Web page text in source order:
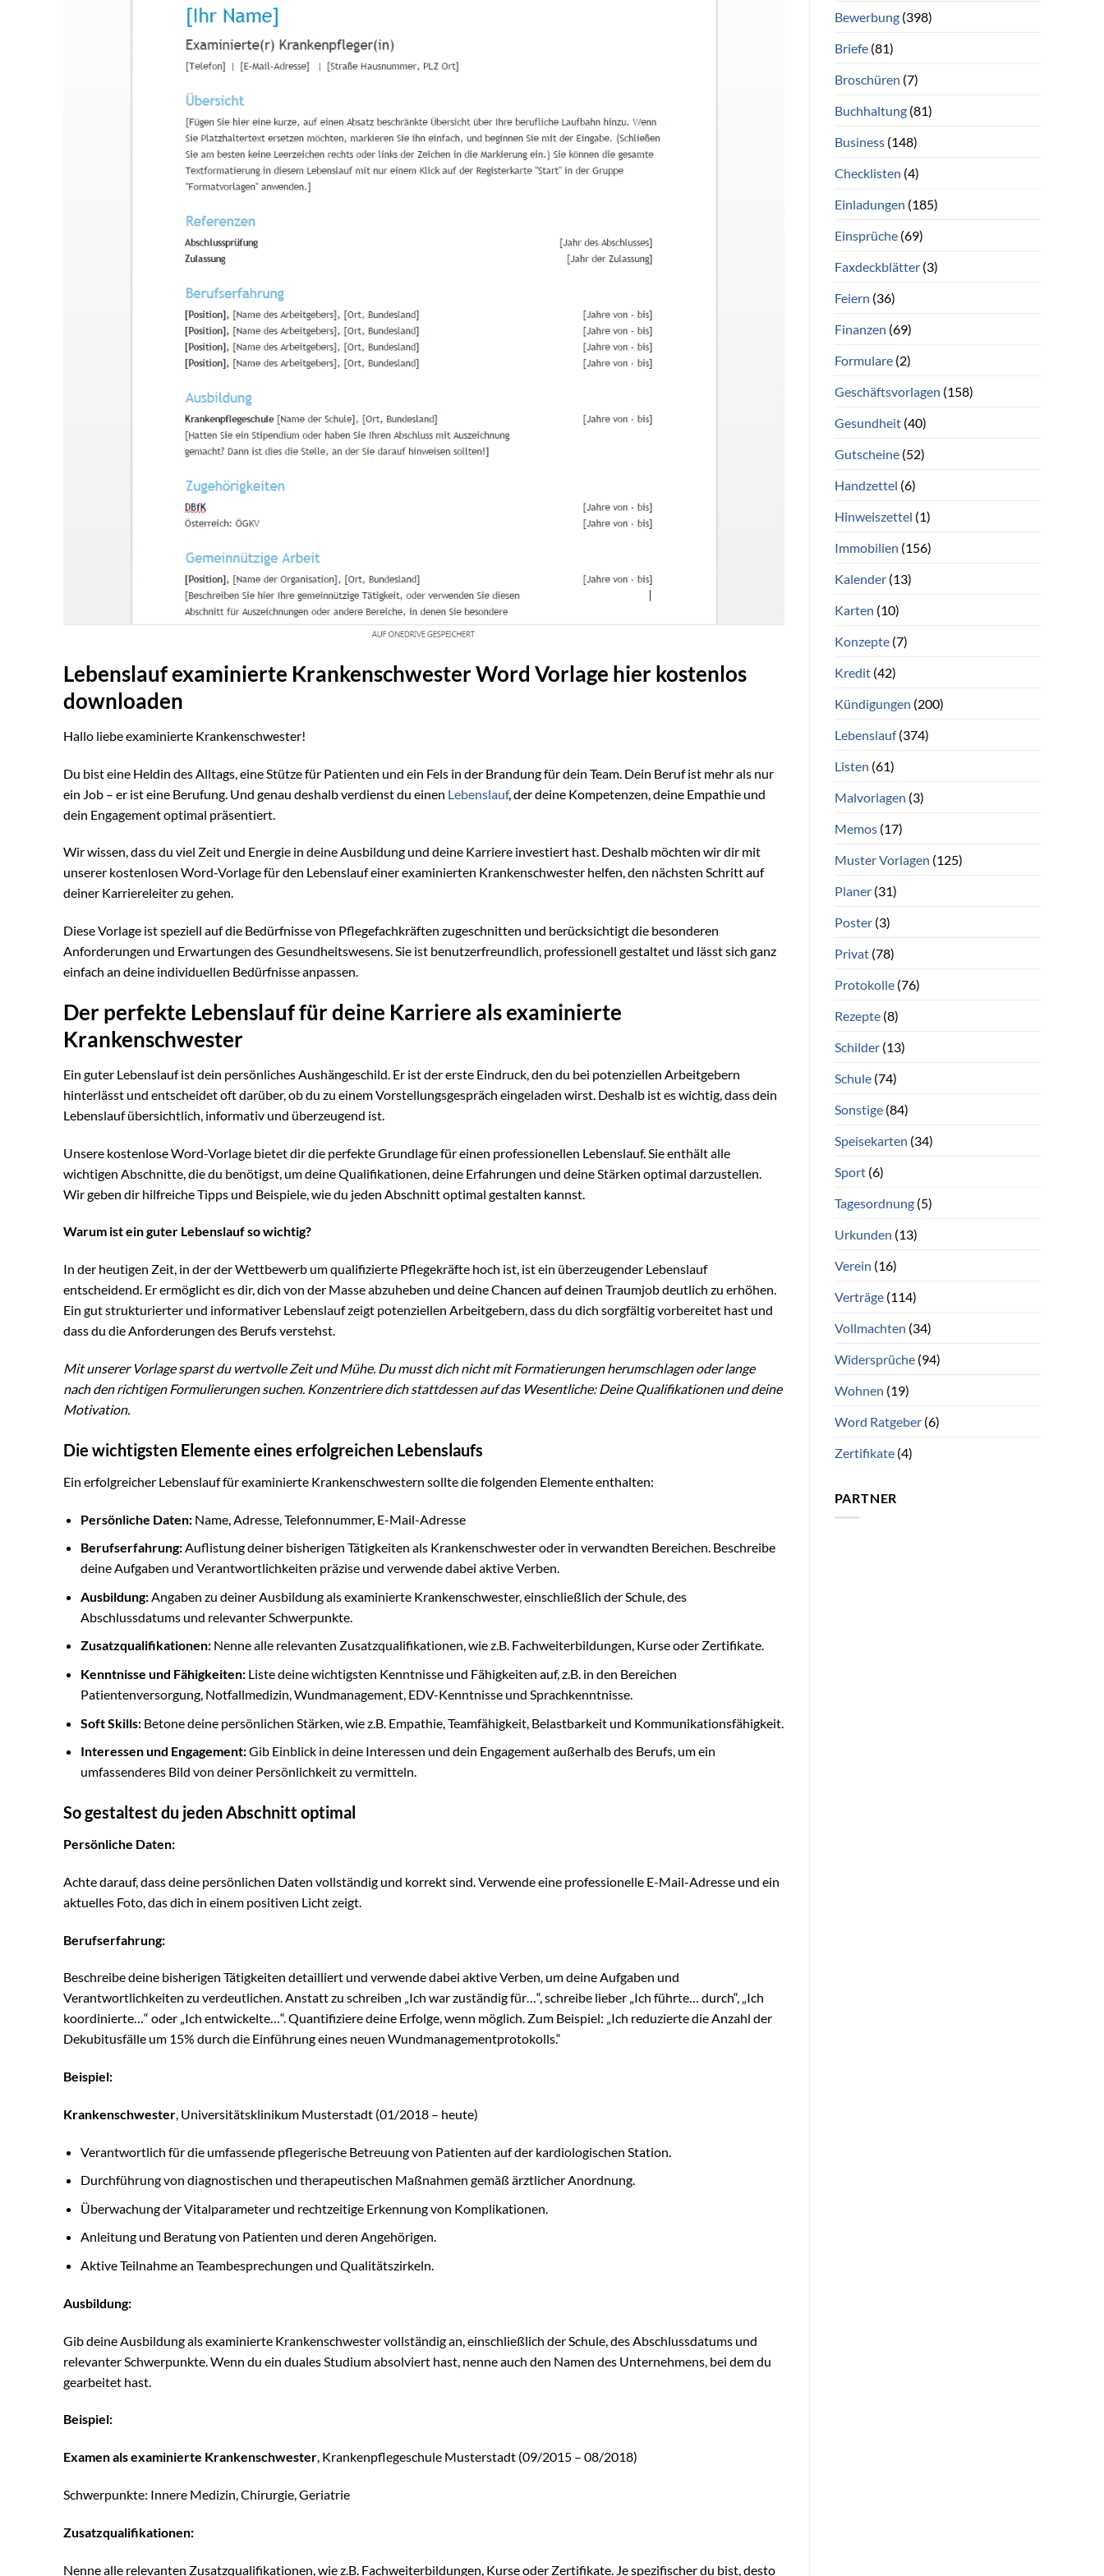
Lebenslauf examinierte Krankenschwester Word Vorlage hier kostenlos
downloaden
Hallo liebe examinierte Krankenschwester!
Du bist eine Heldin des Alltags, eine Stütze für Patienten und ein Fels in der Brandung für dein Team. Dein Beruf ist mehr als nur
ein Job – er ist eine Berufung. Und genau deshalb verdienst du einen Lebenslauf, der deine Kompetenzen, deine Empathie und
dein Engagement optimal präsentiert.
Wir wissen, dass du viel Zeit und Energie in deine Ausbildung und deine Karriere investiert hast. Deshalb möchten wir dir mit
unserer kostenlosen Word-Vorlage für den Lebenslauf einer examinierten Krankenschwester helfen, den nächsten Schritt auf
deiner Karriereleiter zu gehen.
Diese Vorlage ist speziell auf die Bedürfnisse von Pflegefachkräften zugeschnitten und berücksichtigt die besonderen
Anforderungen und Erwartungen des Gesundheitswesens. Sie ist benutzerfreundlich, professionell gestaltet und lässt sich ganz
einfach an deine individuellen Bedürfnisse anpassen.
Der perfekte Lebenslauf für deine Karriere als examinierte
Krankenschwester
Ein guter Lebenslauf ist dein persönliches Aushängeschild. Er ist der erste Eindruck, den du bei potenziellen Arbeitgebern
hinterlässt und entscheidet oft darüber, ob du zu einem Vorstellungsgespräch eingeladen wirst. Deshalb ist es wichtig, dass dein
Lebenslauf übersichtlich, informativ und überzeugend ist.
Unsere kostenlose Word-Vorlage bietet dir die perfekte Grundlage für einen professionellen Lebenslauf. Sie enthält alle
wichtigen Abschnitte, die du benötigst, um deine Qualifikationen, deine Erfahrungen und deine Stärken optimal darzustellen.
Wir geben dir hilfreiche Tipps und Beispiele, wie du jeden Abschnitt optimal gestalten kannst.
Warum ist ein guter Lebenslauf so wichtig?
In der heutigen Zeit, in der der Wettbewerb um qualifizierte Pflegekräfte hoch ist, ist ein überzeugender Lebenslauf
entscheidend. Er ermöglicht es dir, dich von der Masse abzuheben und deine Chancen auf deinen Traumjob deutlich zu erhöhen.
Ein gut strukturierter und informativer Lebenslauf zeigt potenziellen Arbeitgebern, dass du dich sorgfältig vorbereitet hast und
dass du die Anforderungen des Berufs verstehst.
Mit unserer Vorlage sparst du wertvolle Zeit und Mühe. Du musst dich nicht mit Formatierungen herumschlagen oder lange
nach den richtigen Formulierungen suchen. Konzentriere dich stattdessen auf das Wesentliche: Deine Qualifikationen und deine
Motivation.
Die wichtigsten Elemente eines erfolgreichen Lebenslaufs
Ein erfolgreicher Lebenslauf für examinierte Krankenschwestern sollte die folgenden Elemente enthalten:
Persönliche Daten:Name, Adresse, Telefonnummer, E-Mail-Adresse
Berufserfahrung:Auflistung deiner bisherigen Tätigkeiten als Krankenschwester oder in verwandten Bereichen. Beschreibe
deine Aufgaben und Verantwortlichkeiten präzise und verwende dabei aktive Verben.
Ausbildung:Angaben zu deiner Ausbildung als examinierte Krankenschwester, einschließlich der Schule, des
Abschlussdatums und relevanter Schwerpunkte.
Zusatzqualifikationen:Nenne alle relevanten Zusatzqualifikationen, wie z.B. Fachweiterbildungen, Kurse oder Zertifikate.
Kenntnisse und Fähigkeiten:Liste deine wichtigsten Kenntnisse und Fähigkeiten auf, z.B. in den Bereichen
Patientenversorgung, Notfallmedizin, Wundmanagement, EDV-Kenntnisse und Sprachkenntnisse.
Soft Skills:Betone deine persönlichen Stärken, wie z.B. Empathie, Teamfähigkeit, Belastbarkeit und Kommunikationsfähigkeit.
Interessen und Engagement:Gib Einblick in deine Interessen und dein Engagement außerhalb des Berufs, um ein
umfassenderes Bild von deiner Persönlichkeit zu vermitteln.
So gestaltest du jeden Abschnitt optimal
Persönliche Daten:
Achte darauf, dass deine persönlichen Daten vollständig und korrekt sind. Verwende eine professionelle E-Mail-Adresse und ein
aktuelles Foto, das dich in einem positiven Licht zeigt.
Berufserfahrung:
Beschreibe deine bisherigen Tätigkeiten detailliert und verwende dabei aktive Verben, um deine Aufgaben und
Verantwortlichkeiten zu verdeutlichen. Anstatt zu schreiben „Ich war zuständig für…“, schreibe lieber „Ich führte… durch“, „Ich
koordinierte…“ oder „Ich entwickelte…“. Quantifiziere deine Erfolge, wenn möglich. Zum Beispiel: „Ich reduzierte die Anzahl der
Dekubitusfälle um 15% durch die Einführung eines neuen Wundmanagementprotokolls.“
Beispiel:
Krankenschwester, Universitätsklinikum Musterstadt (01/2018 – heute)
Verantwortlich für die umfassende pflegerische Betreuung von Patienten auf der kardiologischen Station.
Durchführung von diagnostischen und therapeutischen Maßnahmen gemäß ärztlicher Anordnung.
Überwachung der Vitalparameter und rechtzeitige Erkennung von Komplikationen.
Anleitung und Beratung von Patienten und deren Angehörigen.
Aktive Teilnahme an Teambesprechungen und Qualitätszirkeln.
Ausbildung:
Gib deine Ausbildung als examinierte Krankenschwester vollständig an, einschließlich der Schule, des Abschlussdatums und
relevanter Schwerpunkte. Wenn du ein duales Studium absolviert hast, nenne auch den Namen des Unternehmens, bei dem du
gearbeitet hast.
Beispiel:
Examen als examinierte Krankenschwester, Krankenpflegeschule Musterstadt (09/2015 – 08/2018)
Schwerpunkte: Innere Medizin, Chirurgie, Geriatrie
Zusatzqualifikationen:
Nenne alle relevanten Zusatzqualifikationen, wie z.B. Fachweiterbildungen, Kurse oder Zertifikate. Je spezifischer du bist, desto
Bewerbung(398)
Briefe(81)
Broschüren (7)
Buchhaltung(81)
Business(148)
Checklisten (4)
Einladungen (185)
Einsprüche(69)
Faxdeckblätter(3)
Feiern (36)
Finanzen (69)
Formulare(2)
Geschäftsvorlagen (158)
Gesundheit(40)
Gutscheine(52)
Handzettel (6)
Hinweiszettel (1)
Immobilien (156)
Kalender(13)
Karten (10)
Konzepte(7)
Kredit(42)
Kündigungen (200)
Lebenslauf(374)
Listen (61)
Malvorlagen (3)
Memos(17)
Muster Vorlagen (125)
Planer(31)
Poster(3)
Privat(78)
Protokolle(76)
Rezepte(8)
Schilder(13)
Schule(74)
Sonstige(84)
Speisekarten (34)
Sport(6)
Tagesordnung(5)
Urkunden (13)
Verein (16)
Verträge(114)
Vollmachten (34)
Widersprüche(94)
Wohnen (19)
Word Ratgeber(6)
Zertifikate(4)
PARTNER